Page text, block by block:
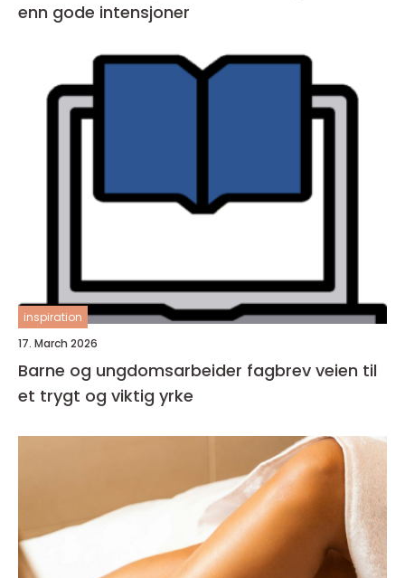
enn gode intensjoner
inspiration
17. March 2026
Barne og ungdomsarbeider fagbrev veien til
et trygt og viktig yrke